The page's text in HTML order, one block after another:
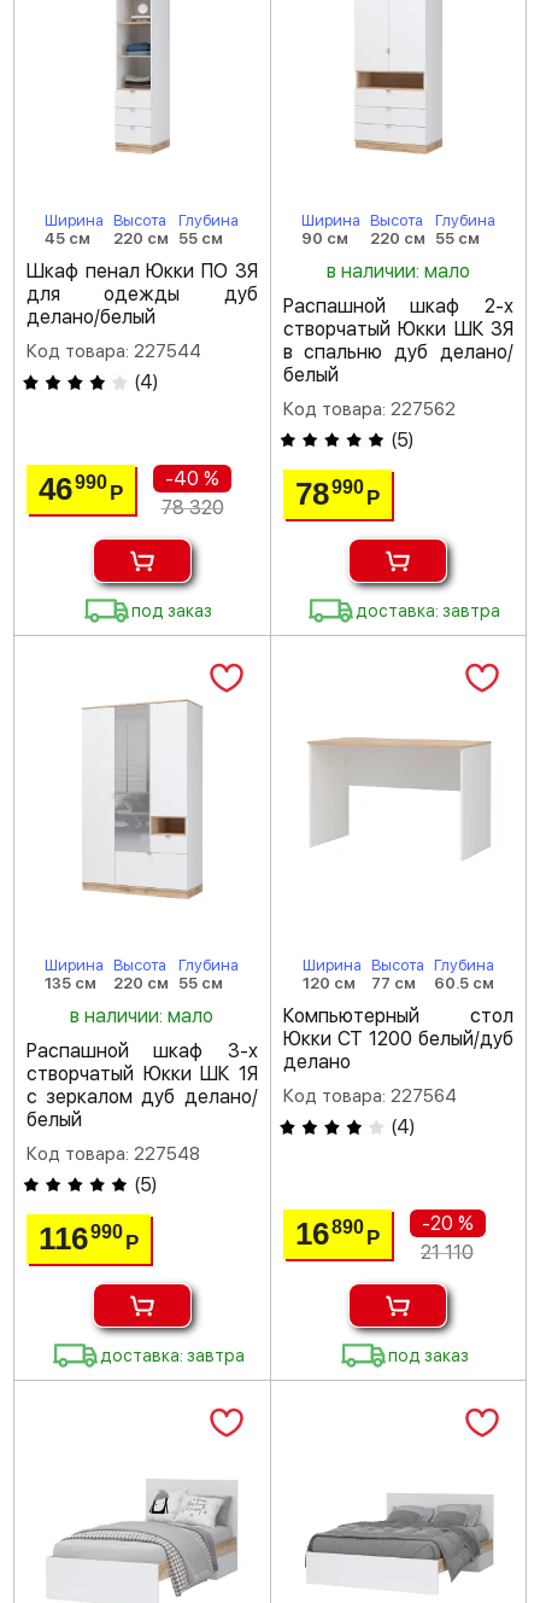
Ширина
45 см
Высота
220 см
Глубина
55 см
Шкаф пенал Юкки ПО 3Я
для одежды дуб
делано/белый
Код товара: 227544
(4)
46990Р
-40 %
78 320
под заказ
Ширина
90 см
Высота
220 см
Глубина
55 см
в наличии: мало
Распашной шкаф 2-х
створчатый Юкки ШК 3Я
в спальню дуб делано/
белый
Код товара: 227562
(5)
78990 Р
доставка: завтра
Ширина
135 см
Высота
220 см
Глубина
55 см
в наличии: мало
Распашной шкаф 3-х
створчатый Юкки ШК 1Я
с зеркалом дуб делано/
белый
Код товара: 227548
(5)
116990Р
доставка: завтра
Ширина
120 см
Высота
77 см
Глубина
60.5 см
Компьютерный стол
Юкки СТ 1200 белый/дуб
делано
Код товара: 227564
(4)
16890 Р
-20 %
21 110
под заказ